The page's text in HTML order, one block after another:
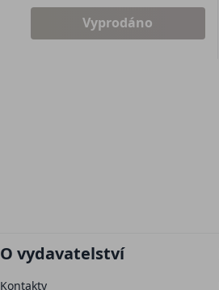
Vyprodáno
O vydavatelství
Kontakty